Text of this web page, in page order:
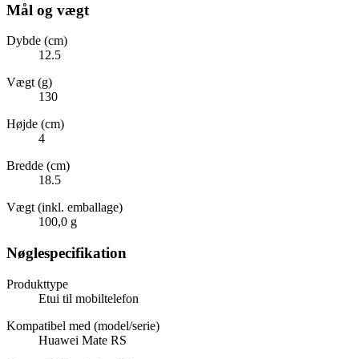
Mål og vægt
Dybde (cm)
12.5
Vægt (g)
130
Højde (cm)
4
Bredde (cm)
18.5
Vægt (inkl. emballage)
100,0 g
Nøglespecifikation
Produkttype
Etui til mobiltelefon
Kompatibel med (model/serie)
Huawei Mate RS